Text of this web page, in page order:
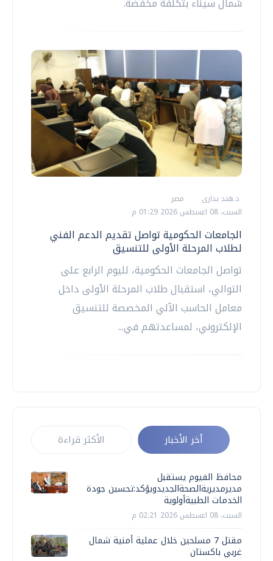
د.هند بدارى
مصر
السبت، 08 اغسطس 2026 01:29 م
الجامعات الحكومية تواصل تقديم الدعم الفني
لطلاب المرحلة الأولى للتنسيق
تواصل الجامعات الحكومية، لليوم الرابع على
التوالي، استقبال طلاب المرحلة الأولى داخل
معامل الحاسب الآلي المخصصة للتنسيق
الإلكتروني، لمساعدتهم في...
أخر الأخبار الأكثر قراءة
محافظ الفيوم يستقبل
مديرمديريةالصحةالجديدويؤكد:تحسين جودة
الخدمات الطبيةأولوية
السبت، 08 اغسطس 2026 02:21 م
مقتل 7 مسلحين خلال عملية أمنية شمال
غربي باكستان